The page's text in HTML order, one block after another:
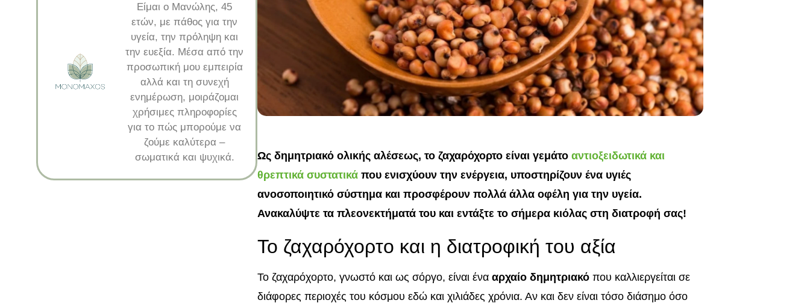
Είμαι ο Μανώλης, 45
ετών, με πάθος για την
υγεία, την πρόληψη και
την ευεξία. Μέσα από την
προσωπική μου εμπειρία
αλλά και τη συνεχή
ενημέρωση, μοιράζομαι
χρήσιμες πληροφορίες
για το πώς μπορούμε να
ζούμε καλύτερα –
σωματικά και ψυχικά.
Ως δημητριακό ολικής αλέσεως, το ζαχαρόχορτο είναι γεμάτοαντιοξειδωτικά και
θρεπτικά συστατικά που ενισχύουν την ενέργεια, υποστηρίζουν ένα υγιές
ανοσοποιητικό σύστημα και προσφέρουν πολλά άλλα οφέλη για την υγεία.
Ανακαλύψτε τα πλεονεκτήματά του και εντάξτε το σήμερα κιόλας στη διατροφή σας!
Το ζαχαρόχορτο και η διατροφική του αξία
Το ζαχαρόχορτο, γνωστό και ως σόργο, είναι ένααρχαίο δημητριακό που καλλιεργείται σε
διάφορες περιοχές του κόσμου εδώ και χιλιάδες χρόνια. Αν και δεν είναι τόσο διάσημο όσο